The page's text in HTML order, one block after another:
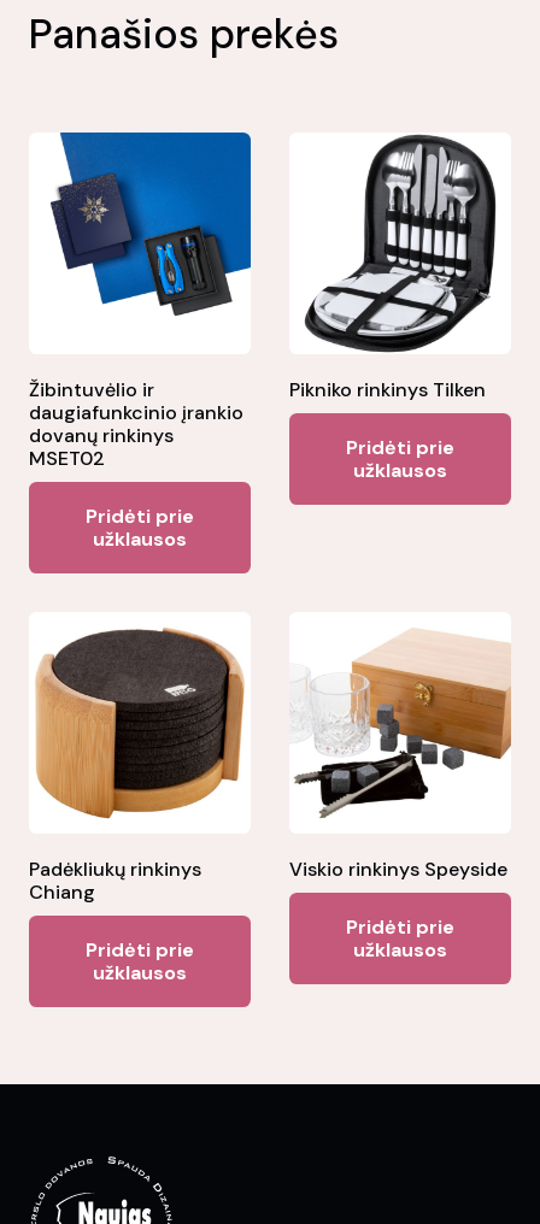
Panašios prekės
Žibintuvėlio ir
daugiafunkcinio įrankio
dovanų rinkinys
MSET02
Pridėti prie
užklausos
Pikniko rinkinys Tilken
Pridėti prie
užklausos
Padėkliukų rinkinys
Chiang
Pridėti prie
užklausos
Viskio rinkinys Speyside
Pridėti prie
užklausos